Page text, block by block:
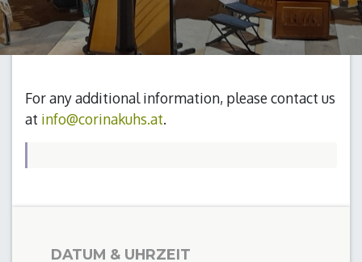
For any additional information, please contact us
at info@corinakuhs.at.
DATUM & UHRZEIT